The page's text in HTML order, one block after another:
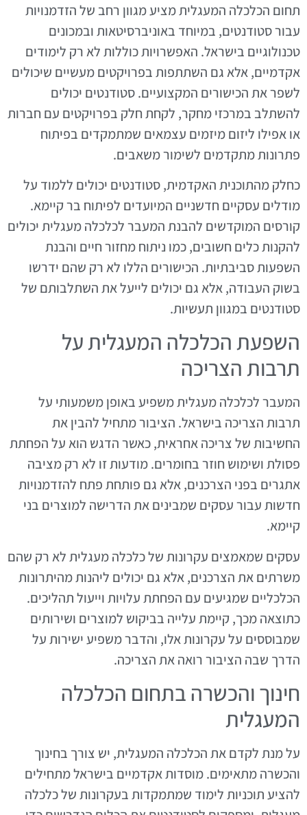
תחום הכלכלה המעגלית מציע מגוון רחב של הזדמנויות
עבור סטודנטים, במיוחד באוניברסיטאות ובמכונים
טכנולוגיים בישראל. האפשרויות כוללות לא רק לימודים
אקדמיים, אלא גם השתתפות בפרויקטים מעשיים שיכולים
לשפר את הכישורים המקצועיים. סטודנטים יכולים
להשתלב במרכזי מחקר, לקחת חלק בפרויקטים עם חברות
או אפילו ליזום מיזמים עצמאים שמתמקדים בפיתוח
פתרונות מתקדמים לשימור משאבים.
כחלק מהתוכנית האקדמית, סטודנטים יכולים ללמוד על
מודלים עסקיים חדשניים המיועדים לפיתוח בר קיימא.
קורסים המוקדשים להבנת המעבר לכלכלה מעגלית יכולים
להקנות כלים חשובים, כמו ניתוח מחזור חיים והבנת
השפעות סביבתיות. הכישורים הללו לא רק שהם ידרשו
בשוק העבודה, אלא גם יכולים לייעל את השתלבותם של
סטודנטים במגוון תעשיות.
השפעת הכלכלה המעגלית על
תרבות הצריכה
המעבר לכלכלה מעגלית משפיע באופן משמעותי על
תרבות הצריכה בישראל. הציבור מתחיל להבין את
החשיבות של צריכה אחראית, כאשר הדגש הוא על הפחתת
פסולת ושימוש חוזר בחומרים. מודעות זו לא רק מציבה
אתגרים בפני הצרכנים, אלא גם פותחת פתח להזדמנויות
חדשות עבור עסקים שמבינים את הדרישה למוצרים בני
קיימא.
עסקים שמאמצים עקרונות של כלכלה מעגלית לא רק שהם
משרתים את הצרכנים, אלא גם יכולים ליהנות מהיתרונות
הכלכליים שמגיעים עם הפחתת עלויות וייעול תהליכים.
כתוצאה מכך, קיימת עלייה בביקוש למוצרים ושירותים
שמבוססים על עקרונות אלו, והדבר משפיע ישירות על
הדרך שבה הציבור רואה את הצריכה.
חינוך והכשרה בתחום הכלכלה
המעגלית
על מנת לקדם את הכלכלה המעגלית, יש צורך בחינוך
והכשרה מתאימים. מוסדות אקדמיים בישראל מתחילים
להציע תוכניות לימוד שמתמקדות בעקרונות של כלכלה